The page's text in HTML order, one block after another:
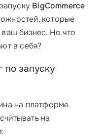
BigCommerce
которые
бизнес. Но что
в себя?
по запуску
на платформе
на